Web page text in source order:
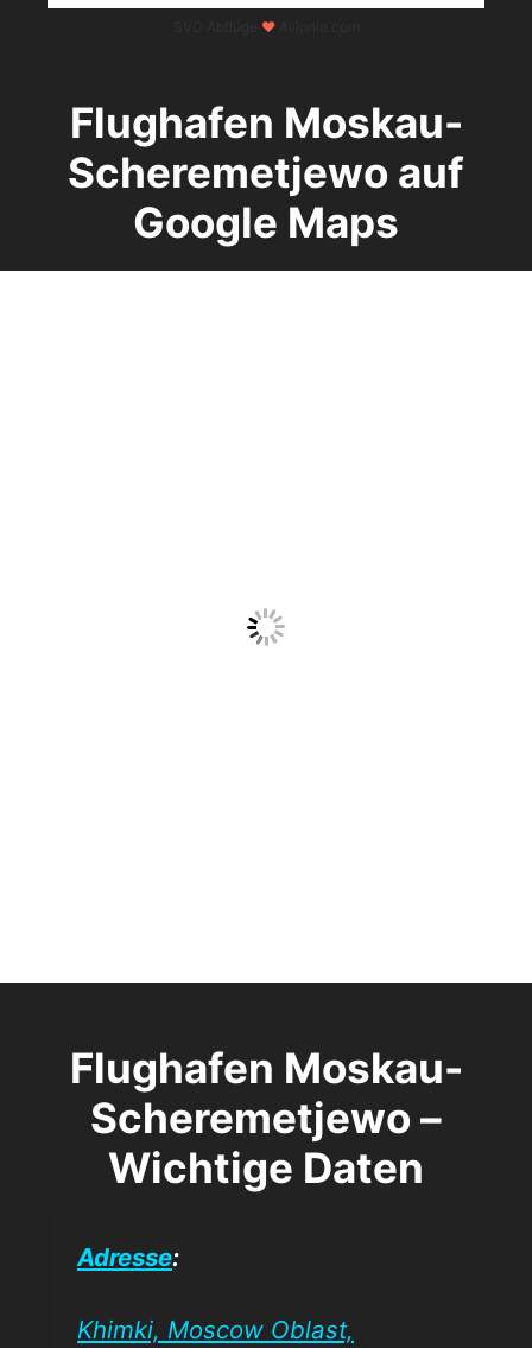
♥
Flughafen Moskau-
Scheremetjewo auf
Google Maps
Flughafen Moskau-
Scheremetjewo –
Wichtige Daten
Adresse:
Khimki, Moscow Oblast,